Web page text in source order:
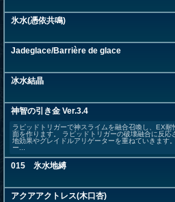
氷水(憑依共鳴)
Jadeglace/Barrière de glace
冰水結晶
神智の引き金 Ver.3.4
ラピッドトリガーで神スライムを融合召喚し、EX耐
面を作ります。 ラピッドトリガーの破壊融合に反応
地効果やグレイドルアリゲーターを重ねていきます
ー...
015 氷水地縛
アクアアクトレス(木口杏)